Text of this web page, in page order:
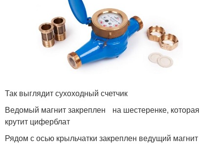
Так выглядит сухоходный счетчик
Ведомый магнит закреплен на шестеренке, которая
крутит циферблат
Рядом с осью крыльчатки закреплен ведущий магнит